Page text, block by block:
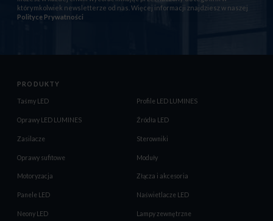
którymkolwiek newsletterze od nas. Więcej informacji znajdziesz w naszej
Polityce Prywatności
PRODUKTY
Taśmy LED Profile LED LUMINES
Oprawy LED LUMINES Źródła LED
Zasilacze Sterowniki
Oprawy sufitowe Moduły
Motoryzacja Złącza i akcesoria
Panele LED Naświetlacze LED
Neony LED Lampy zewnętrzne